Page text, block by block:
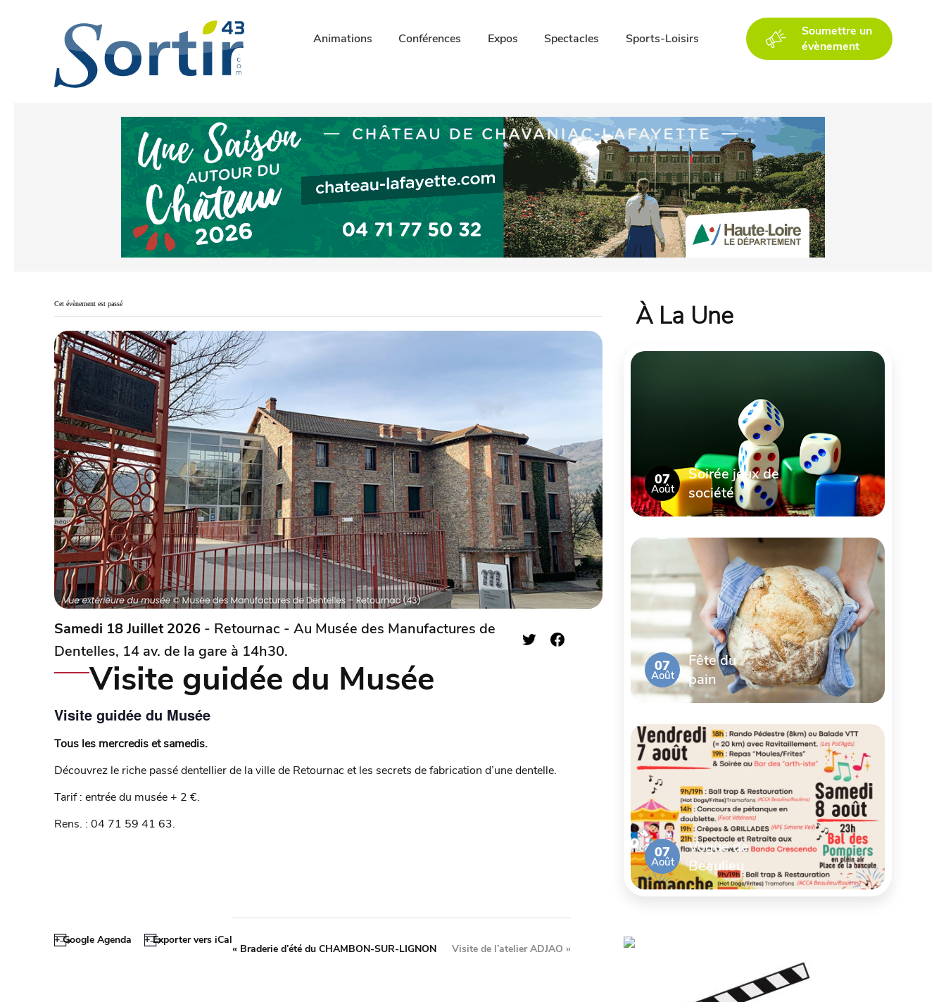
Animations Conférences Expos Spectacles Sports-Loisirs
Soumettre un
évènement
Cet évènement est passé
Samedi 18 Juillet 2026 - Retournac - Au Musée des Manufactures de
Dentelles, 14 av. de la gare à 14h30.
Visite guidée du Musée
Visite guidée du Musée
Tous les mercredis et samedis.
Découvrez le riche passé dentellier de la ville de Retournac et les secrets de fabrication d’une dentelle.
Tarif : entrée du musée + 2 €.
Rens. : 04 71 59 41 63.
+ Google Agenda + Exporter vers iCal
«Braderie d’été du CHAMBON-SUR-LIGNON Visite de l’atelier ADJAO »
À La Une
07
Août
Soirée jeux de
société
07
Août
Fête du
pain
07
Août
Vogue de
Beaulieu